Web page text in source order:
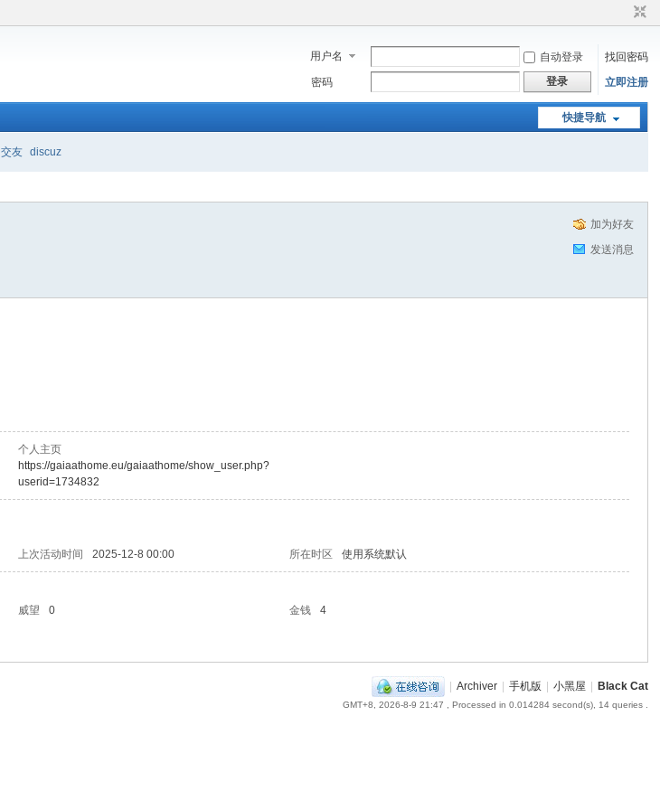
用户名 自动登录
找回密码
密码
登录 立即注册
快捷导航
交友 discuz
加为好友
发送消息
个人主页
https://gaiaathome.eu/gaiaathome/show_user.php?
userid=1734832
上次活动时间 2025-12-8 00:00 所在时区 使用系统默认
威望 0 金钱
4
| Archiver | 手机版 | 小黑屋 | Black Cat
GMT+8, 2026-8-9 21:47 , Processed in 0.014284 second(s), 14 queries .